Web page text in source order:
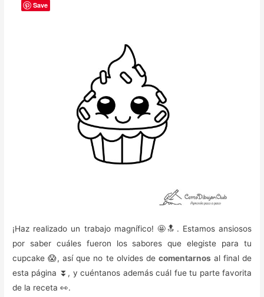
¡Haz realizado un trabajo magnífico! 🤩🔝. Estamos ansiosos
por saber cuáles fueron los sabores que elegiste para tu
cupcake 😱, así que no te olvides de comentarnos al final de
esta página ⏬, y cuéntanos además cuál fue tu parte favorita
de la receta 👀.
Save